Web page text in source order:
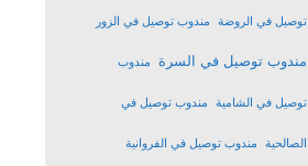
توصيل في الروضة مندوب توصيل في الزور
مندوب توصيل في السرة مندوب
توصيل في الشامية مندوب توصيل في
الصالحية مندوب توصيل في الفروانية